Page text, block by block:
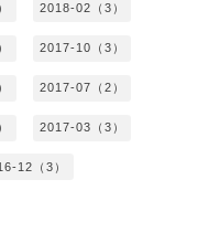
2018-02（3）
2017-10（3）
2017-07（2）
2017-03（3）
12（3）